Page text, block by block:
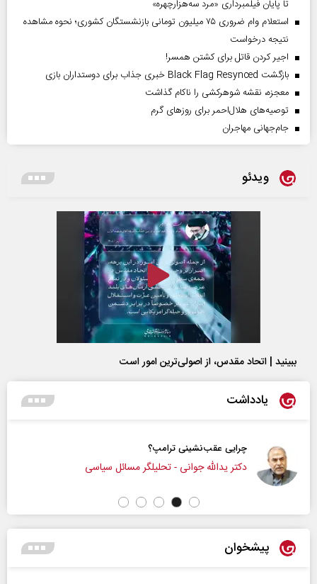
تا پایان فیلمبرداری «مرد سه‌هزارچهره»
استعلام وام ضروری ۷۵ میلیون تومانی بازنشستگان کشوری؛ نحوه مشاهده
نتیجه درخواست
اجیر کردن قاتل برای کشتن همسر!
بازگشت Black Flag Resynced خبری جذاب برای دوستداران بازی
معجزه، نقشه شوهرکشی را ناکام گذاشت
توصیه‌های هلال‌احمر برای روز‌های گرم
جام‌جهانی مهاجران
ویدئو
ببینید | اتحاد مقدس، از اصولی‌ترین امور است
یادداشت
چرایی عقب‌نشینی ترامپ؟
دکتر یدالله جوانی - تحلیلگر مسائل سیاسی
پیشخوان